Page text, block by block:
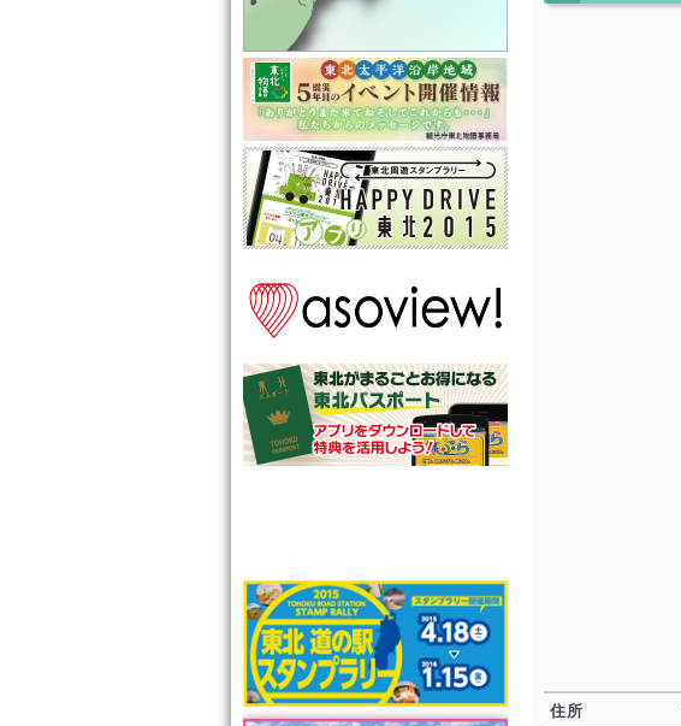
住所